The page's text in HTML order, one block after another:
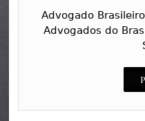
Advogado
Advogados do